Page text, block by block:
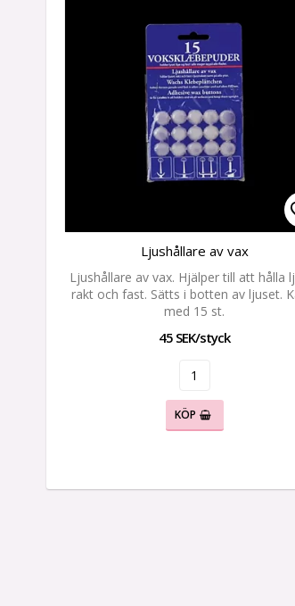
Ljushållare av vax
Ljushållare av vax. Hjälper till att hålla
rakt och fast. Sätts i botten av ljuset.
med 15 st.
45 SEK/styck
KÖP